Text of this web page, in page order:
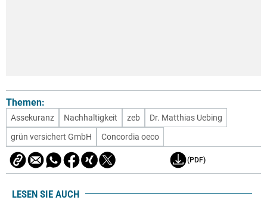
Themen:
Assekuranz Nachhaltigkeit zeb
Dr. Matthias Uebing
grün versichert GmbH
Concordia oeco
(PDF)
LESEN SIE AUCH